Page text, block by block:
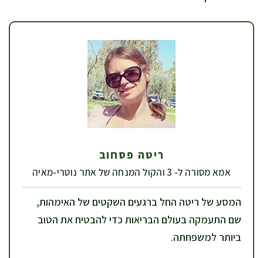
ריטה פסחוב
אמא מסורה ל- 3 והקול המנחה של אתר נוטרי-מאיה
המסע של ריטה החל ברגעים השקטים של האימהות,
שם התעמקה בעולם הבריאות כדי להבטיח את הטוב
ביותר למשפחתה.